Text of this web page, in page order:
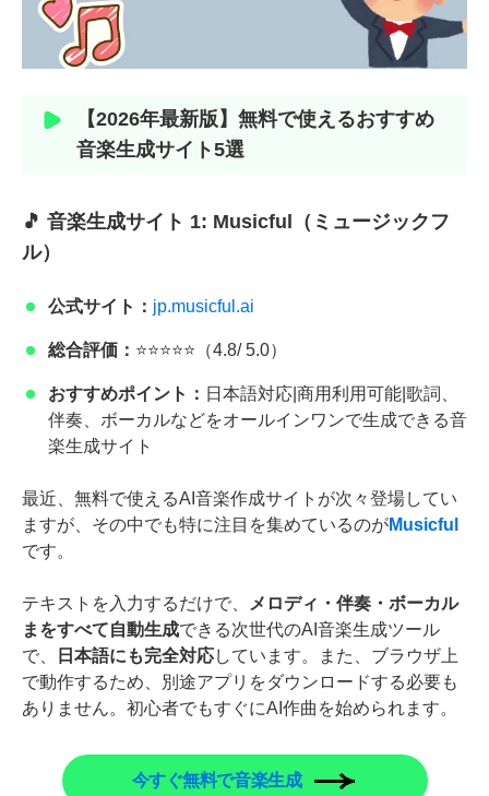
【2026年最新版】無料で使えるおすすめ
音楽生成サイト5選
🎵 音楽生成サイト 1: Musicful（ミュージックフ
ル）
公式サイト： jp.musicful.ai
総合評価： ⭐⭐⭐⭐⭐（4.8/ 5.0）
おすすめポイント： 日本語対応|商用利用可能|歌詞、
伴奏、ボーカルなどをオールインワンで生成できる音
楽生成サイト
最近、無料で使えるAI音楽作成サイトが次々登場してい
ますが、その中でも特に注目を集めているのがMusicful
です。
テキストを入力するだけで、
メロディ・伴奏・ボーカル
まをすべて自動生成できる次世代のAI音楽生成ツール
で、
日本語にも完全対応しています。また、ブラウザ上
で動作するため、別途アプリをダウンロードする必要も
ありません。初心者でもすぐにAI作曲を始められます。
今すぐ無料で音楽生成